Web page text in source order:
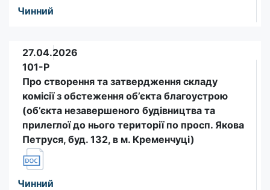
Чинний
27.04.2026
101-Р
Про створення та затвердження складу
комісії з обстеження об’єкта благоустрою
(об’єкта незавершеного будівництва та
прилеглої до нього території по просп. Якова
Петруся, буд. 132, в м. Кременчуці)
Чинний